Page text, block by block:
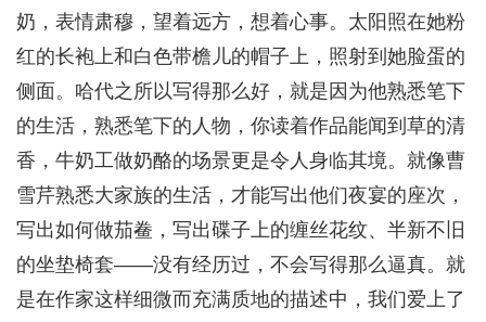
奶，表情肃穆，望着远方，想着心事。太阳照在她粉
红的长袍上和白色带檐儿的帽子上，照射到她脸蛋的
侧面。哈代之所以写得那么好，就是因为他熟悉笔下
的生活，熟悉笔下的人物，你读着作品能闻到草的清
香，牛奶工做奶酪的场景更是令人身临其境。就像曹
雪芹熟悉大家族的生活，才能写出他们夜宴的座次，
写出如何做茄鲞，写出碟子上的缠丝花纹、半新不旧
的坐垫椅套——没有经历过，不会写得那么逼真。就
是在作家这样细微而充满质地的描述中，我们爱上了